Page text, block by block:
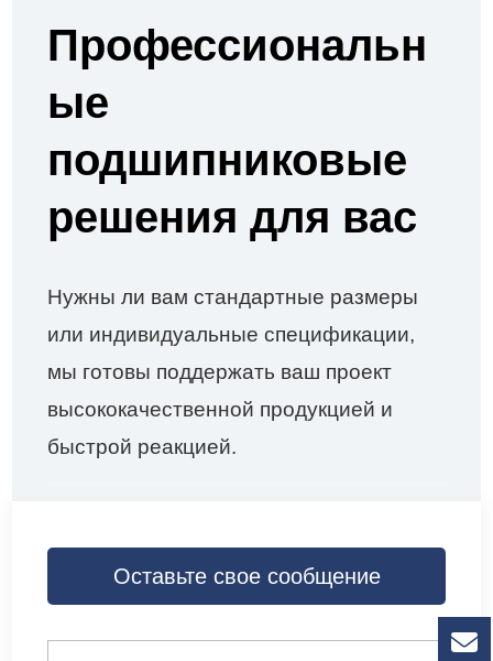
Профессиональн
ые
подшипниковые
решения для вас
Нужны ли вам стандартные размеры
или индивидуальные спецификации,
мы готовы поддержать ваш проект
высококачественной продукцией и
быстрой реакцией.
Оставьте свое сообщение